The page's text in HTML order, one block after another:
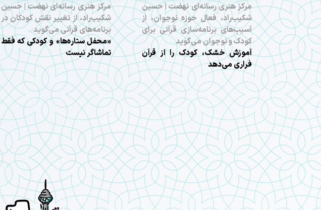
مرکز هنری رسانه‌ای نهضت | حسین
شکیب‌راد، فعال حوزه نوجوان، از
آسیب‌های برنامه‌سازی قرآنی برای
کودک و نوجوان می‌گوید
آموزش خشک، کودک را از قرآن
فراری می‌دهد
مرکز هنری رسانه‌ای نهضت | حسین
شکیب‌راد، از تغییر نقش کودکان در
برنامه‌های قرآنی می‌گوید
«محفل ستاره‌ها» و کودکی که فقط
تماشاگر نیست